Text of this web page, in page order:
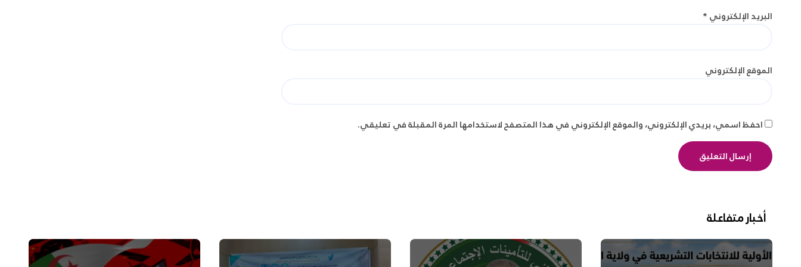
البريد الإلكتروني*
الموقع الإلكتروني
احفظ اسمي، بريدي الإلكتروني، والموقع الإلكتروني في هذا المتصفح لاستخدامها المرة المقبلة في تعليقي.
أخبار متفاعلة